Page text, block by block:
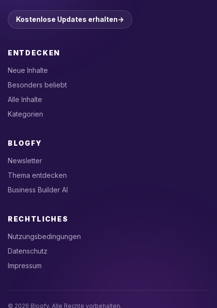
Kostenlose Updates erhalten→
ENTDECKEN
Neue Inhalte
Besonders beliebt
Alle Inhalte
Kategorien
BLOGFY
Newsletter
Thema entdecken
Business Builder AI
RECHTLICHES
Nutzungsbedingungen
Datenschutz
Impressum
© 2026 Blogfy. Alle Rechte vorbehalten.